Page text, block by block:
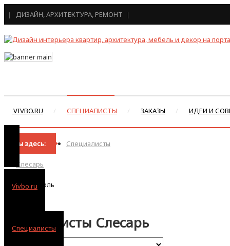
ДИЗАЙН, АРХИТЕКТУРА, РЕМОНТ
VIVBO.RU СПЕЦИАЛИСТЫ ЗАКАЗЫ ИДЕИ И
Vivbo.ru
Специалисты
Вы здесь: Специалисты
Слесарь
Ставрополь
Специалисты Слесарь